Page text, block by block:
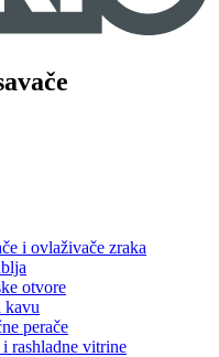
i ovlaživače zraka
otvore
kavu
perače
rashladne vitrine